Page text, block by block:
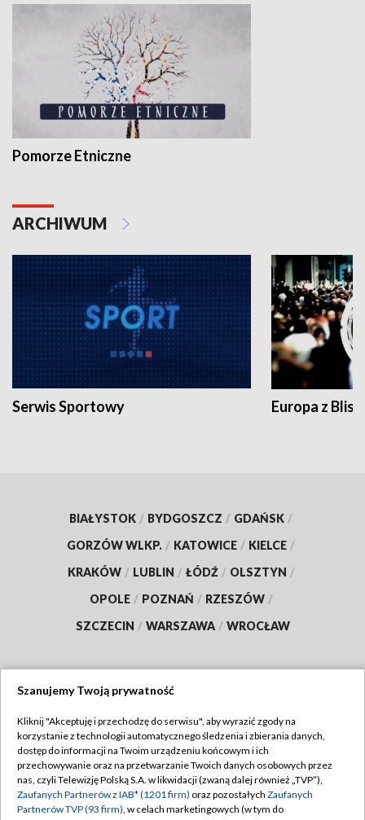
Pomorze Etniczne
ARCHIWUM
Serwis Sportowy Europa z
BIAŁYSTOK / BYDGOSZCZ / GDAŃSK /
GORZÓW WLKP. / KATOWICE / KIELCE /
KRAKÓW / LUBLIN / ŁÓDŹ / OLSZTYN /
OPOLE / POZNAŃ / RZESZÓW /
SZCZECIN / WARSZAWA / WROCŁAW
TVP
Abonament TVP
Emisja w TVP
Regulamin TVP
Polityka prywatności
Szanujemy Twoją prywatność
Kliknij "Akceptuję i przechodzę do serwisu", aby wyrazić zgody na
korzystanie z technologii automatycznego śledzenia i zbierania danych,
dostęp do informacji na Twoim urządzeniu końcowym i ich
przechowywanie oraz na przetwarzanie Twoich danych osobowych przez
nas, czyli Telewizję Polską S.A. w likwidacji (zwaną dalej również „TVP”),
Zaufanych Partnerów z IAB* (1201 firm) oraz pozostałych Zaufanych
Partnerów TVP (93 firm), w celach marketingowych (w tym do